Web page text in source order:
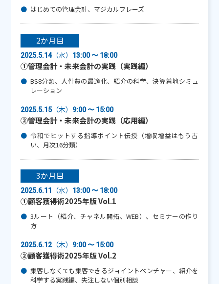
はじめての管理会計、マジカルフレーズ
2か月目
2025.5.14（水） 13:00 〜 18:00
①管理会計・未来会計の実践（実践編）
BS8分類、人件費の最適化、紹介の科学、決算着地シミュ
レーション
2025.5.15（木） 9:00 〜 15:00
②管理会計・未来会計の実践（応用編）
令和でヒットする指導ポイント伝授（増収増益はもう古
い、月次16分類）
3か月目
2025.6.11 （水） 13:00 〜 18:00
①顧客獲得術2025年版 Vol.1
3ルート（紹介、チャネル開拓、WEB）、セミナーの作り
方
2025.6.12（木） 9:00 〜 15:00
②顧客獲得術2025年版 Vol.2
集客しなくても集客できるジョイントベンチャー、紹介を
科学する実践編、失注しない個別相談